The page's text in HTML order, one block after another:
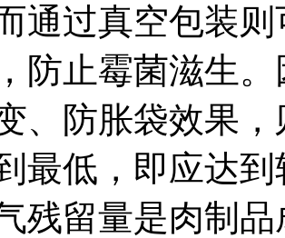
通过真空包装
防止霉菌滋生
、防胀袋效果
最低，即应达
残留量是肉制